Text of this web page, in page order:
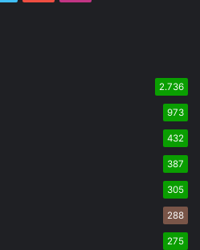
2.736
973
432
387
305
288
275